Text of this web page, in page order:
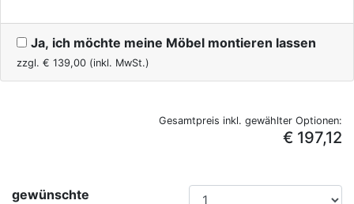
Ja, ich möchte meine Möbel montieren lassen
zzgl. € 139,00 (inkl. MwSt.)
Gesamtpreis inkl. gewählter Optionen:
€ 197,12
gewünschte